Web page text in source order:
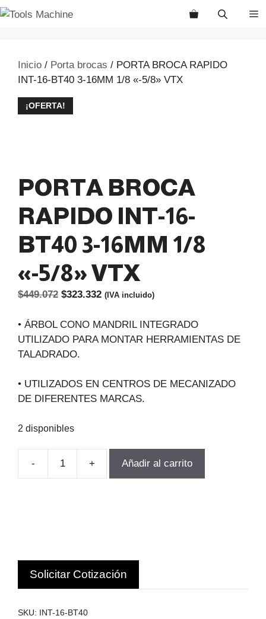
Saltar
Inicio / Porta brocas / PORTA BROCA RAPIDO
INT-16-BT40 3-16MM 1/8 «-5/8» VTX
¡OFERTA!
PORTA BROCA
RAPIDO INT-16-
BT40 3-16MM 1/8
«-5/8» VTX
$449.072 El
original
era:
$449.072.
$323.332El
actual
es:
(IVA incluido)
• ÁRBOL CONO MANDRIL INTEGRADO
UTILIZADO PARA MONTAR HERRAMIENTAS DE
TALADRADO.
• UTILIZADOS EN CENTROS DE MECANIZADO
DE DIFERENTES MARCAS.
2 disponibles
-
PORTA
3-
16MM
1/8
+ Añadir al carrito
Solicitar Cotización
SKU:
INT-16-BT40